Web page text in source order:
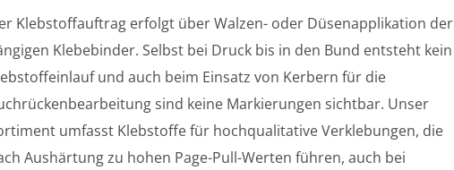
Klebstoffauftrag erfolgt über Walzen- oder Düsenapplikation der
Klebebinder. Selbst bei Druck bis in den Bund entsteht kein
und auch beim Einsatz von Kerbern für die
sind keine Markierungen sichtbar. Unser
umfasst Klebstoffe für hochqualitative Verklebungen, die
Aushärtung zu hohen Page-Pull-Werten führen, auch bei